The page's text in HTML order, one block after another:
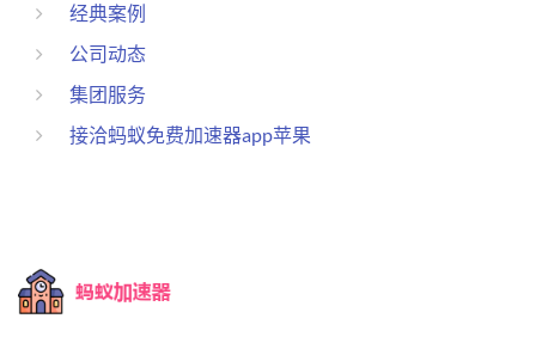
经典案例
公司动态
集团服务
接洽蚂蚁免费加速器app苹果